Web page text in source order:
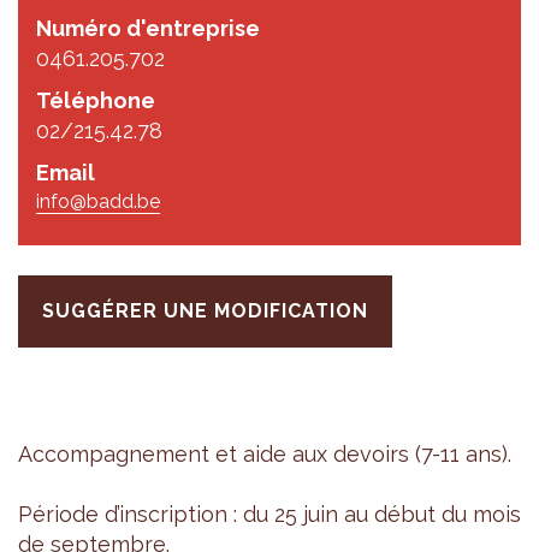
Numéro d'entreprise
0461.205.702
Téléphone
02/215.42.78
Email
info@badd.be
SUGGÉRER UNE MODIFICATION
Accom­pa­gne­ment et aide aux devoirs (7-11 ans).
Période d’ins­crip­tion : du 25 juin au début du mois
de sep­tembre.